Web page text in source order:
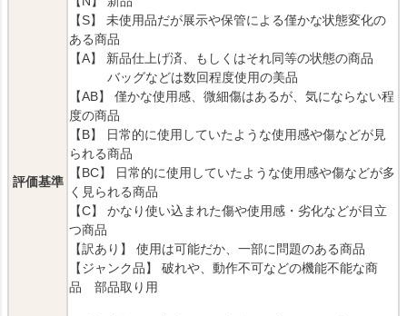
評価基準
【S】 未使用品だが展示や保管による僅かな状態変化の
ある商品
【A】 新品仕上げ済、もしくはそれ同等の状態の商品
バッグなどは数回程度使用の美品
【AB】 僅かな使用感、微細傷はあるが、気にならない程
度の商品
【B】 日常的に使用していたような使用感や傷などが見
られる商品
【BC】 日常的に使用していたような使用感や傷などが多
く見られる商品
【C】 かなり使い込まれた傷や使用感・劣化などが目立
つ商品
【訳あり】 使用は可能だか、一部に問題のある商品
【ジャンク品】 破れや、動作不可などの機能不能な商
品 部品取り用